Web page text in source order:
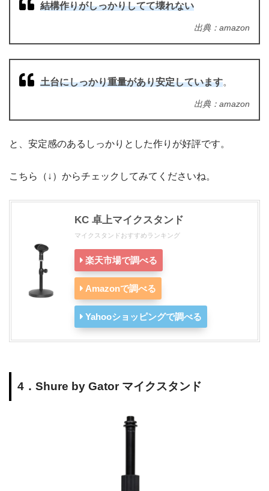
結構作りがしっかりしてて壊れない
出典：amazon
土台にしっかり重量があり安定しています。
出典：amazon
と、安定感のあるしっかりとした作りが好評です。
こちら（↓）からチェックしてみてくださいね。
KC 卓上マイクスタンド
マイクスタンドおすすめランキング
楽天市場で調べる
Amazonで調べる
Yahooショッピングで調べる
4．Shure by Gator マイクスタンド